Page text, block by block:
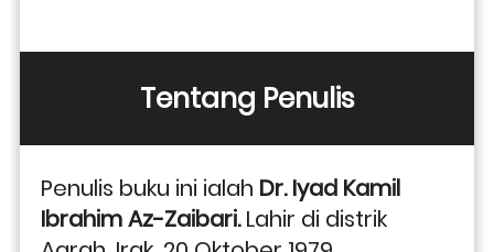
Tentang Penulis
Penulis buku ini ialah Dr. Iyad Kamil
Ibrahim Az-Zaibari. Lahir di distrik